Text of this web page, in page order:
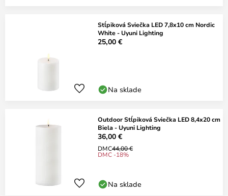
Stĺpiková Sviečka LED 7,8x10 cm Nordic
White - Uyuni Lighting
25,00 €
Na sklade
Outdoor Stĺpiková Sviečka LED 8,4x20 cm
Biela - Uyuni Lighting
36,00 €
DMC44,00 €
DMC -18%
Na sklade